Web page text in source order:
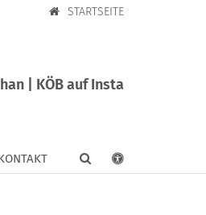
STARTSEITE
| KÖB auf Insta